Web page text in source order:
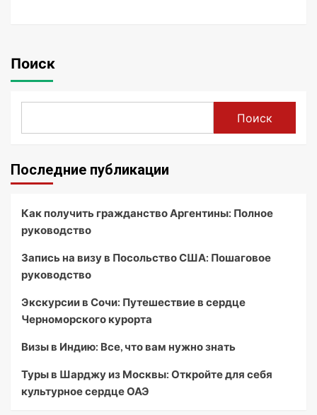
Поиск
Поиск
Последние публикации
Как получить гражданство Аргентины: Полное
руководство
Запись на визу в Посольство США: Пошаговое
руководство
Экскурсии в Сочи: Путешествие в сердце
Черноморского курорта
Визы в Индию: Все, что вам нужно знать
Туры в Шарджу из Москвы: Откройте для себя
культурное сердце ОАЭ